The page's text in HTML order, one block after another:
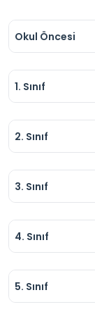
Okul Öncesi
1. Sınıf
2. Sınıf
3. Sınıf
4. Sınıf
5. Sınıf